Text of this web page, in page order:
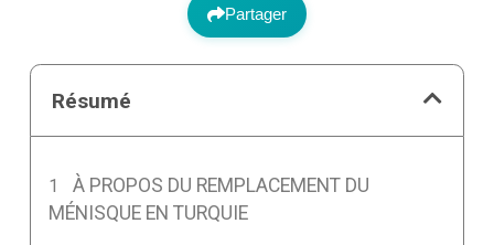
Partager
Résumé
À PROPOS DU REMPLACEMENT DU
MÉNISQUE EN TURQUIE